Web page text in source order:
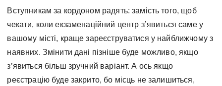
Вступникам за кордоном радять: замість того, щоб
чекати, коли екзаменаційний центр з’явиться cаме у
вашому місті, краще зареєструватися у найближчому з
наявних. Змінити дані пізніше буде можливо, якщо
з’явиться більш зручний варіант. А ось якщо
реєстрацію буде закрито, бо місць не залишиться,